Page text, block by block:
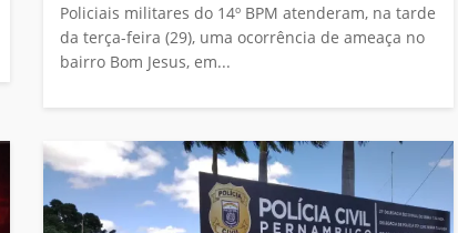
Policiais militares do 14º BPM atenderam, na tarde
da terça-feira (29), uma ocorrência de ameaça no
bairro Bom Jesus, em...